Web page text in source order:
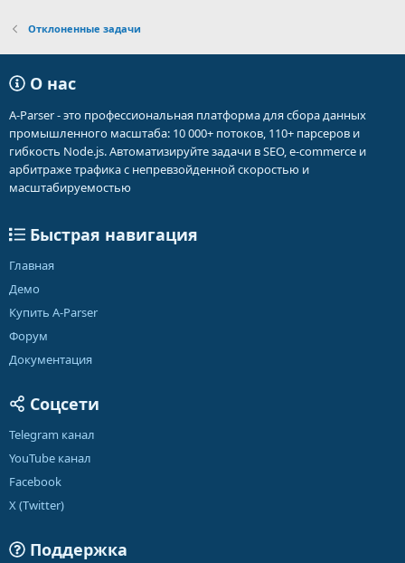
Отклоненные задачи
О нас
A-Parser - это профессиональная платформа для сбора данных
промышленного масштаба: 10 000+ потоков, 110+ парсеров и
гибкость Node.js. Автоматизируйте задачи в SEO, e-commerce и
арбитраже трафика с непревзойденной скоростью и
масштабируемостью
Быстрая навигация
Главная
Демо
Купить A-Parser
Форум
Документация
Соцсети
Telegram канал
YouTube канал
Facebook
X (Twitter)
Поддержка